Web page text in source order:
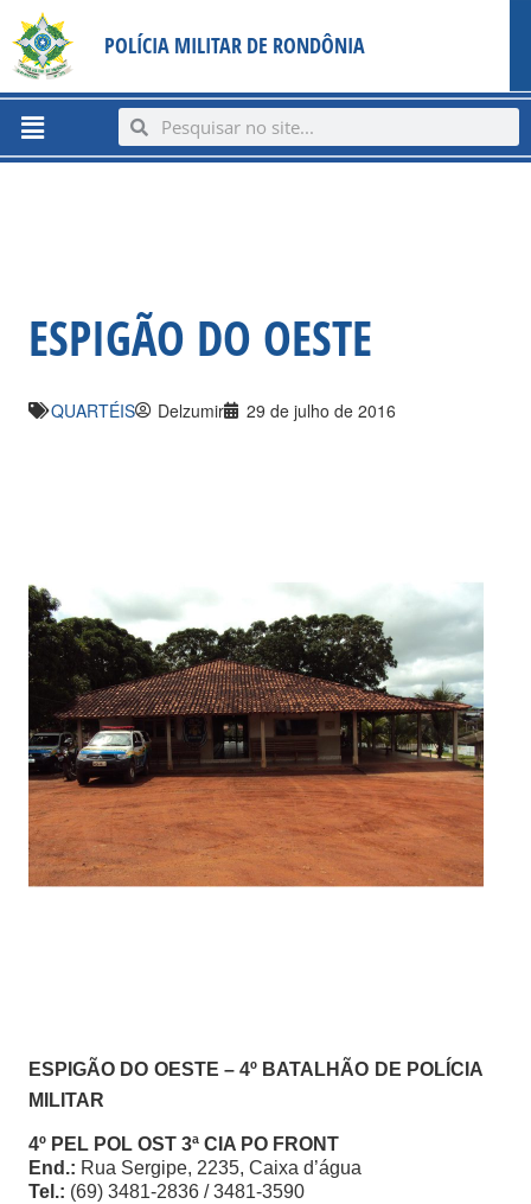
content
para
conteúdo
POLÍCIA MILITAR DE RONDÔNIA
Menu SearchSearch
ESPIGÃO DO OESTE
QUARTÉIS Delzumir 29 de julho de 2016
ESPIGÃO DO OESTE –4º BATALHÃO DE POLÍCIA
MILITAR
4º PEL POL OST 3ª CIA PO FRONT
End.: Rua Sergipe, 2235, Caixa d’água
Tel.: (69) 3481-2836 / 3481-3590